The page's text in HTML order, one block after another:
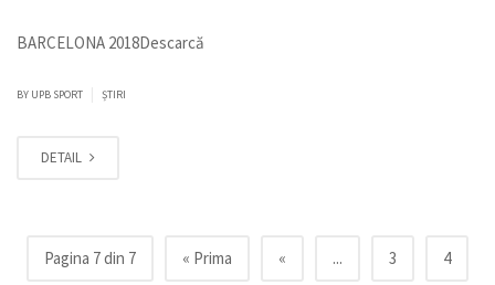
BARCELONA 2018Descarcă
BY UPB SPORT ȘTIRI
DETAIL
Pagina 7 din 7 « Prima « ... 3 4